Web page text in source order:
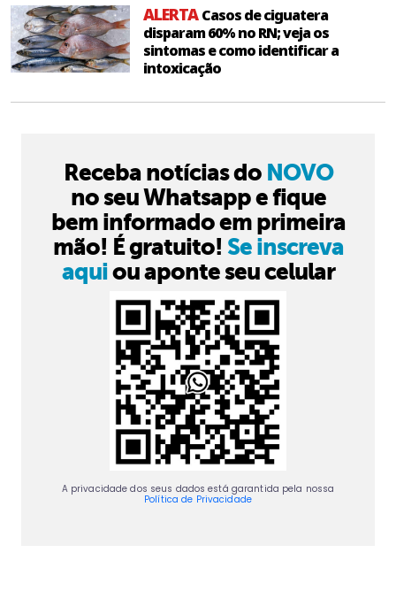
ALERTACasos de ciguatera
disparam 60% no RN; veja os
sintomas e como identificar a
intoxicação
Receba notícias do NOVO
no seu Whatsapp e fique
bem informado em primeira
mão! É gratuito! Se inscreva
aquiou aponte seu celular
A privacidade dos seus dados está garantida pela nossa
Política de Privacidade